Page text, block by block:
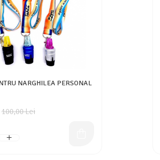
NARGHILEA PERSONAL
100,00 Lei